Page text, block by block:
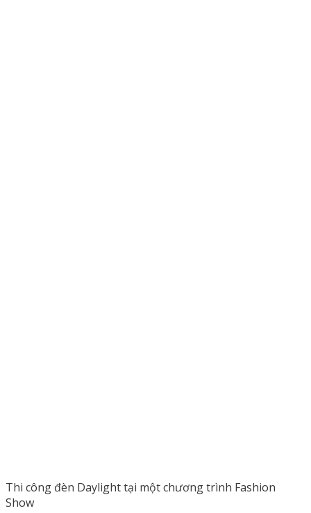
Thi công đèn Daylight tại một chương trình Fashion
Show